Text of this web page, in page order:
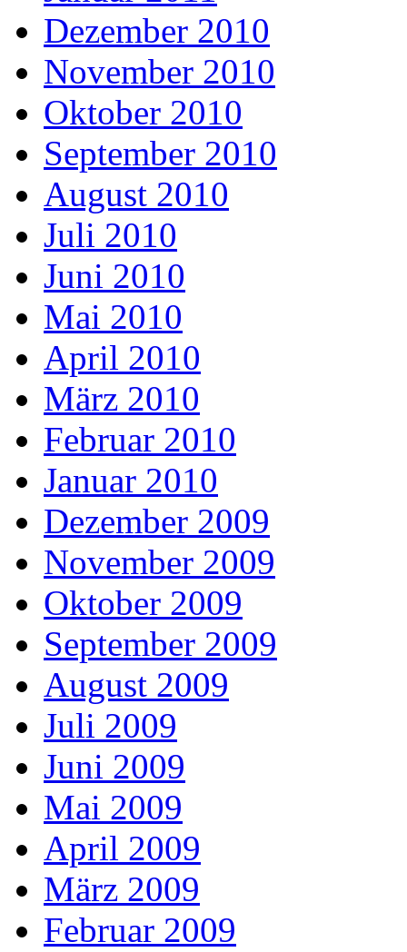
Dezember 2010
November 2010
Oktober 2010
September 2010
August 2010
Juli 2010
Juni 2010
Mai 2010
April 2010
März 2010
Februar 2010
Januar 2010
Dezember 2009
November 2009
Oktober 2009
September 2009
August 2009
Juli 2009
Juni 2009
Mai 2009
April 2009
März 2009
Februar 2009